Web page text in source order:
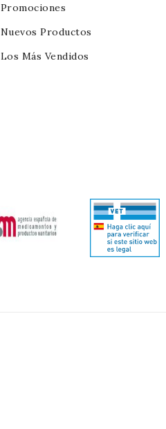
Promociones
Nuevos Productos
Los Más Vendidos